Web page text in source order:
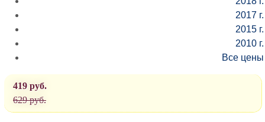
2017 г.
2015 г.
2010 г.
Все цены
419 руб.
629 руб.